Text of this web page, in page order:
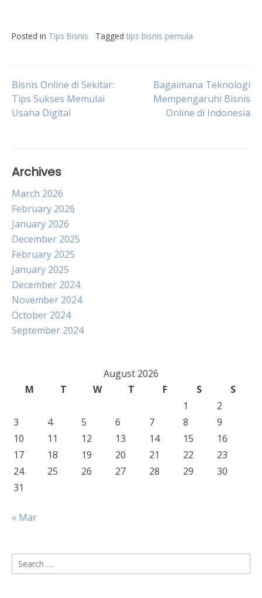
Posted in Tips Bisnis Tagged tips bisnis pemula
Post
navigation
Bisnis Online di Sekitar:
Tips Sukses Memulai
Usaha Digital
Bagaimana Teknologi
Mempengaruhi Bisnis
Online di Indonesia
Archives
March 2026
February 2026
January 2026
December 2025
February 2025
January 2025
December 2024
November 2024
October 2024
September 2024
August 2026
M
T W T F S
S
1
2
3
4 5 6 7 8
9
10
11 12 13 14 15
16
17
18 19 20 21 22
23
24
25 26 27 28 29
30
31
« Mar
Search
for: